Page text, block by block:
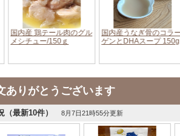
ありがとうございます